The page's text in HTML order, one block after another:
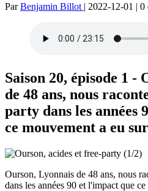
ParBenjamin Billot | 2022-12-01 | 0
Saison 20, épisode 1 -
de 48 ans, nous
party dans les années
ce mouvement a eu
Ourson, Lyonnais de 48 ans, nous
dans les années 90 et l'impact que